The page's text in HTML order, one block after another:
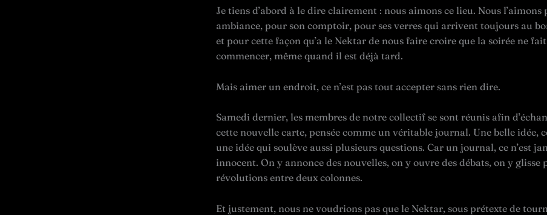
Je tiens d’abord à le dire clairement : nous aimons ce lieu. Nous l’aimons
ambiance, pour son comptoir, pour ses verres qui arrivent toujours au
et pour cette façon qu’a le Nektar de nous faire croire que la soirée ne
commencer, même quand il est déjà tard.
Mais aimer un endroit, ce n’est pas tout accepter sans rien dire.
Samedi dernier, les membres de notre collectif se sont réunis afin
cette nouvelle carte, pensée comme un véritable journal. Une belle idée,
une idée qui soulève aussi plusieurs questions. Car un journal, ce n’est
innocent. On y annonce des nouvelles, on y ouvre des débats, on y glisse
révolutions entre deux colonnes.
Et justement, nous ne voudrions pas que le Nektar, sous prétexte de